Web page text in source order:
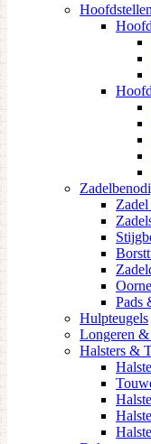
Zadel
Pads
Hulpteugels
Longeren
Halsters &